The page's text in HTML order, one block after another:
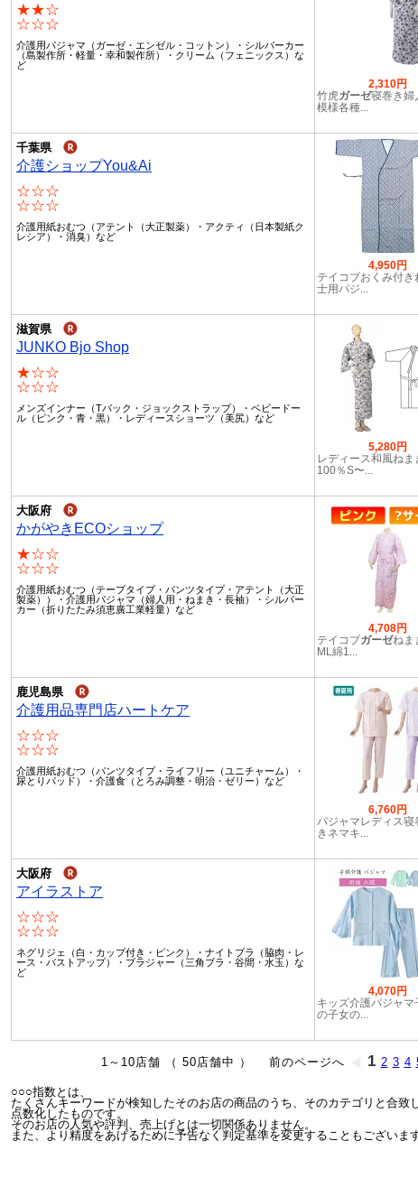
★★☆
☆☆☆
介護用パジャマ（ガーゼ・エンゼル・コットン）・シルバーカー
（島製作所・軽量・幸和製作所）・クリーム（フェニックス）な
ど
2,310円
竹虎ガーゼ寝巻き婦
模様各種...
千葉県
介護ショップYou&Ai
☆☆☆
☆☆☆
介護用紙おむつ（アテント（大正製薬）・アクティ（日本製紙ク
レシア）・消臭）など
4,950円
テイコブおくみ付き
士用パジ...
滋賀県
JUNKO Bjo Shop
★☆☆
☆☆☆
メンズインナー（Tバック・ジョックストラップ）・ベビードー
ル（ピンク・青・黒）・レディースショーツ（美尻）など
5,280円
レディース和風ねま
100％S〜...
大阪府
かがやきECOショップ
★☆☆
☆☆☆
介護用紙おむつ（テープタイプ・パンツタイプ・アテント（大正
製薬））・介護用パジャマ（婦人用・ねまき・長袖）・シルバー
カー（折りたたみ須恵廣工業軽量）など
4,708円
テイコブガーゼねま
ML綿1...
鹿児島県
介護用品専門店ハートケア
☆☆☆
☆☆☆
介護用紙おむつ（パンツタイプ・ライフリー（ユニチャーム）・
尿とりパッド）・介護食（とろみ調整・明治・ゼリー）など
6,760円
パジャマレディス寝
きネマキ...
大阪府
アイラストア
☆☆☆
☆☆☆
ネグリジェ（白・カップ付き・ピンク）・ナイトブラ（脇肉・レ
ース・バストアップ）・ブラジャー（三角ブラ・谷間・水玉）な
ど
4,070円
キッズ介護パジャマ
の子女の...
1～10店舗 （ 50店舗中 ） 前のページへ 1 2 3 4
○○○指数とは、
たくさんキーワードが検知したそのお店の商品のうち、そのカテゴリと合
点数化したものです。
そのお店の人気や評判、売上げとは一切関係ありません。
また、より精度をあげるために予告なく判定基準を変更することもございま